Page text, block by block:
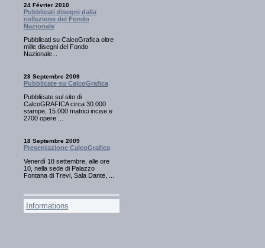
24 Février 2010
Pubblicati disegni dalla
collezione del Fondo
Nazionale
Pubblicati su CalcoGrafica oltre
mille disegni del Fondo
Nazionale...
28 Septembre 2009
Pubblicate su CalcoGrafica
Pubblicate sul sito di
CalcoGRAFICA circa 30.000
stampe, 15.000 matrici incise e
2700 opere ...
18 Septembre 2009
Presentazione CalcoGrafica
Venerdì 18 settembre, alle ore
10, nella sede di Palazzo
Fontana di Trevi, Sala Dante, ...
Informations